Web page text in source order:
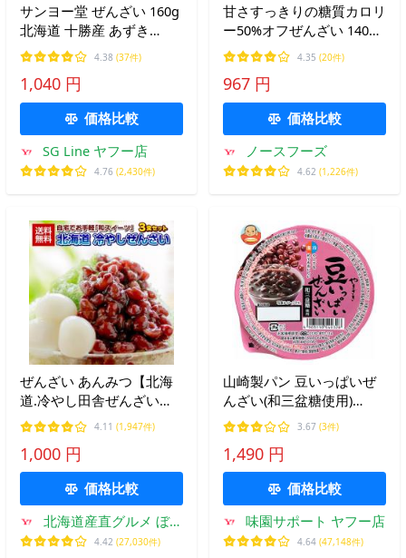
サンヨー堂 ぜんざい 160g
北海道 十勝産 あずき
100％ レトルト 小豆 スイ
ーツ 非常食 保存食 常温保
存 お徳用 家庭用 業務用 6
個
4.38 (37件)
1,040 円
価格比較
SG Line ヤフー店
4.76 (2,430件)
甘さすっきりの糖質カロリ
ー50%オフぜんざい 140g
6袋セット ぜんざい レト
ルト イチビキ 国産 ポイ
ント消化
4.35 (20件)
967 円
価格比較
ノースフーズ
4.62 (1,226件)
ぜんざい あんみつ【北海
道.冷やし田舎ぜんざい
3pc.】ひんやり スイーツ
あんみつ クリームぜんざ
い あずきバー 和スイーツ
【L】
4.11 (1,947件)
1,000 円
価格比較
北海道産直グルメ ぼー
の
4.42 (27,030件)
山崎製パン 豆いっぱいぜ
んざい(和三盆糖使用)
135g×12個入｜ 送料別
3.67 (3件)
1,490 円
価格比較
味園サポート ヤフー店
4.64 (47,148件)